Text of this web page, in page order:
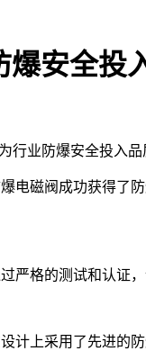
安全投
行业防爆安全投入品
爆电磁阀成功获得了
格的测试和认证
计上采用了先进的